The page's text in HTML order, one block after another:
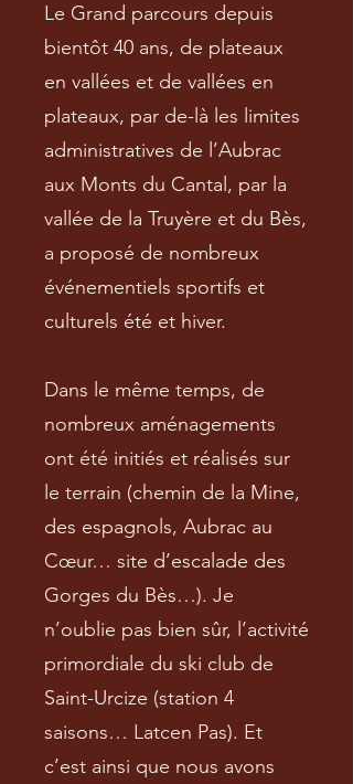
Le Grand parcours depuis
bientôt 40 ans, de plateaux
en vallées et de vallées en
plateaux, par de-là les limites
administratives de l’Aubrac
aux Monts du Cantal, par la
vallée de la Truyère et du Bès,
a proposé de nombreux
événementiels sportifs et
culturels été et hiver.
Dans le même temps, de
nombreux aménagements
ont été initiés et réalisés sur
le terrain (chemin de la Mine,
des espagnols, Aubrac au
Cœur… site d’escalade des
Gorges du Bès…). Je
n’oublie pas bien sûr, l’activité
primordiale du ski club de
Saint-Urcize (station 4
saisons… Latcen Pas). Et
c’est ainsi que nous avons